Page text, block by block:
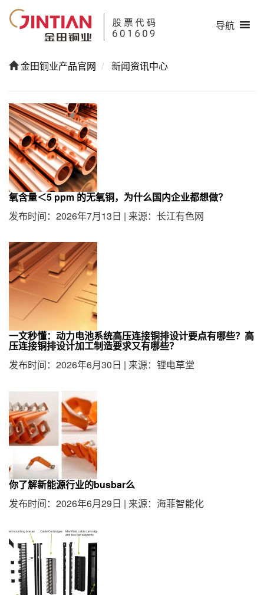
导航
金田铜业产品官网 新闻资讯中心
氧含量＜5 ppm 的无氧铜，为什么国内企业都想做？
发布时间：2026年7月13日 | 来源：长江有色网
一文秒懂：动力电池系统高压连接铜排设计要点有哪些？高
压连接铜排设计加工制造要求又有哪些？
发布时间：2026年6月30日 | 来源：锂电草堂
你了解新能源行业的busbar么
发布时间：2026年6月29日 | 来源：海菲智能化